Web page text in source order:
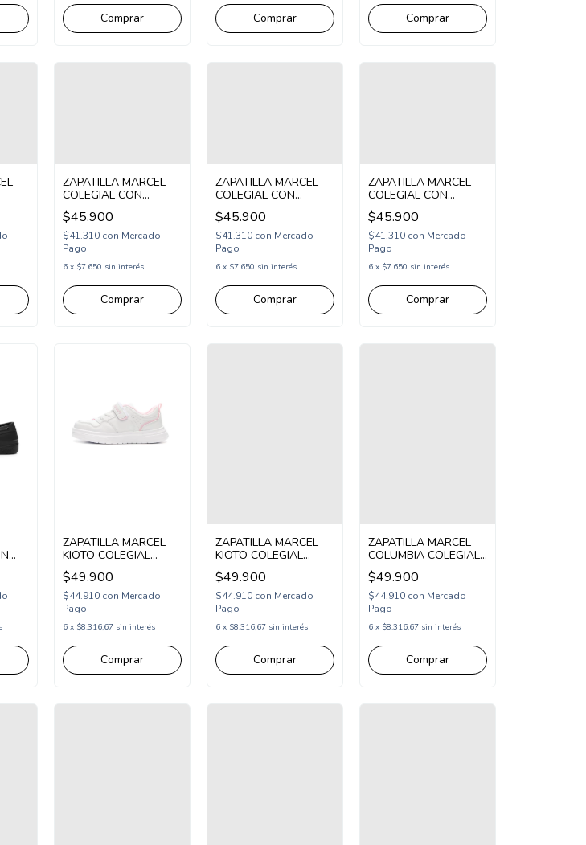
Comprar Comprar Comprar
ZAPATILLA MARCEL
COLEGIAL CON
ABROJO Y CORDON
25-26 BLANCO AZUL
(MMANCHBAZ)
$45.900
$41.310 con Mercado
Pago
6 x $7.650 sin interés
Comprar
ZAPATILLA MARCEL
COLEGIAL CON
ABROJO Y CORDON
27-36 BLANCO GRIS
(MMANCH/1BGR)
$45.900
$41.310 con Mercado
Pago
6 x $7.650 sin interés
Comprar
ZAPATILLA MARCEL
COLEGIAL CON
ABROJO Y CORDON
27-36 BLANCO AZUL
(MMANCH/1BAZ)
$45.900
$41.310 con Mercado
Pago
6 x $7.650 sin interés
Comprar
ZAPATILLA MARCEL
KIOTO COLEGIAL
ABROJO Y CORDON
25-36 BLANCO ROSA
(MKIO/1BRS)
$49.900
$44.910 con Mercado
Pago
6 x $8.316,67 sin interés
Comprar
ZAPATILLA MARCEL
KIOTO COLEGIAL
ABROJO Y CORDON
25-36 BLANCO AZUL
(MKIO/1BAZ)
$49.900
$44.910 con Mercado
Pago
6 x $8.316,67 sin interés
Comprar
ZAPATILLA MARCEL
COLUMBIA COLEGIAL
DOS ABROJOS 28-33
NEGRO (MCOLU/1N)
$49.900
$44.910 con Mercado
Pago
6 x $8.316,67 sin interés
Comprar